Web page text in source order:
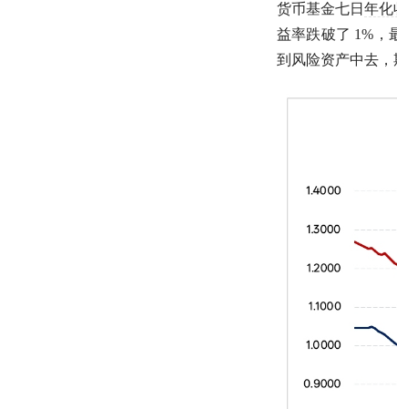
货币基金七日 年化
益率跌破了 1%，
到风险资产中去，